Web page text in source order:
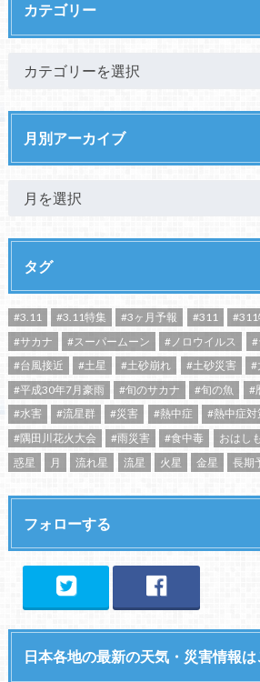
カテゴリー
月別アーカイブ
タグ
#3.11 #3.11特集 #3ヶ月予報 #311 #311
#サカナ
#スーパームーン #ノロウイルス #
#台風接近
#土星 #土砂崩れ #土砂災害 #
#平成30年7月豪雨
#旬のサカナ #旬の魚 #
#水害
#流星群 #災害 #熱中症 #熱中症対
#隅田川花火大会
#雨災害 #食中毒 おはしも
惑星
月 流れ星 流星 火星 金星 長期
フォローする
日本各地の最新の天気・災害情報は